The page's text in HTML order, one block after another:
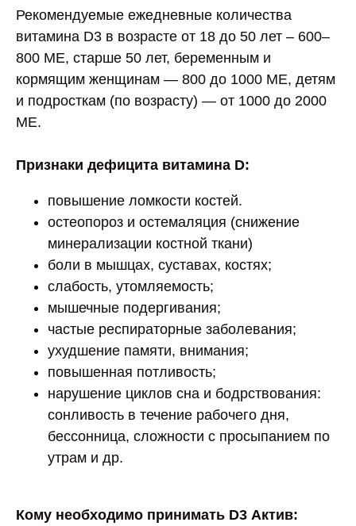
Рекомендуемые ежедневные количества
витамина D3 в возрасте от 18 до 50 лет – 600–
800 МЕ, старше 50 лет, беременным и
кормящим женщинам — 800 до 1000 МЕ, детям
и подросткам (по возрасту) — от 1000 до 2000
МЕ.
Признаки дефицита витамина D:
повышение ломкости костей.
остеопороз и остемаляция (снижение
минерализации костной ткани)
боли в мышцах, суставах, костях;
слабость, утомляемость;
мышечные подергивания;
частые респираторные заболевания;
ухудшение памяти, внимания;
повышенная потливость;
нарушение циклов сна и бодрствования:
сонливость в течение рабочего дня,
бессонница, сложности с просыпанием по
утрам и др.
Кому необходимо принимать D3 Актив: